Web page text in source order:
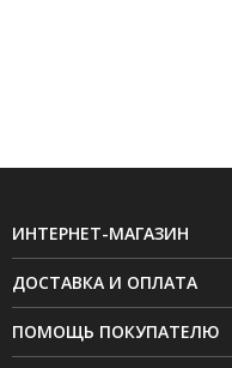
ИНТЕРНЕТ-МАГАЗИН
ДОСТАВКА И ОПЛАТА
ПОМОЩЬ ПОКУПАТЕЛЮ